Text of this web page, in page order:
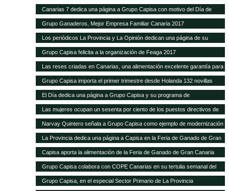
Canarias 7 dedica una página a Grupo Capisa con motivo del Día de
Canarias
Grupo Ganaderos, Mejor Empresa Familiar Canaria 2017
Los periódicos La Provincia y La Opinión dedican una página de su
suplemento de Sector Primario a Grupo Capisa
Grupo Capisa felicita a la organización de Feaga 2017
Las reses criadas en Canarias, una alimentación excelente garantía para
el consumidor local
Grupo Capisa importa el primer trimestre desde Holanda 132 novillas
frisonas de alta productividad
El Día dedica una página a Grupo Capisa y su programa de
Responsabilidad Social
Las mujeres ocupan un sesenta por ciento de los puestos directivos de
Grupo Capisa
Narvay Quintero señala a Grupo Capisa como ejemplo de modernización
e innovación en el Sector
La Provincia dedica una página a Capisa en la Feria de Ganado de Gran
Canaria
Capisa aporta la alimentación de la Feria de Ganado de Gran Canaria
Grupo Capisa colabora con COPE Canarias en su tertulia semanal del
Sector Primario
Grupo Capisa, en el especial Sector Primario de La Provincia